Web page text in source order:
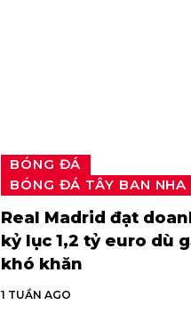
BÓNG ĐÁ
BÓNG ĐÁ TÂY BAN NHA
Real Madrid đạt
kỷ lục 1,2 tỷ euro dù
khó khăn
1 TUẦN AGO